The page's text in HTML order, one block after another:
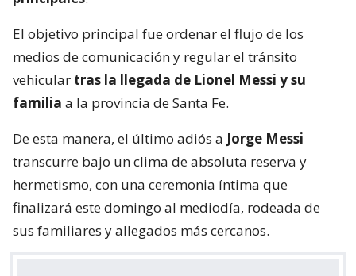
El objetivo principal fue ordenar el flujo de los
medios de comunicación y regular el tránsito
vehicular tras la llegada de Lionel Messi y su
familia a la provincia de Santa Fe.
De esta manera, el último adiós a Jorge Messi
transcurre bajo un clima de absoluta reserva y
hermetismo, con una ceremonia íntima que
finalizará este domingo al mediodía, rodeada de
sus familiares y allegados más cercanos.